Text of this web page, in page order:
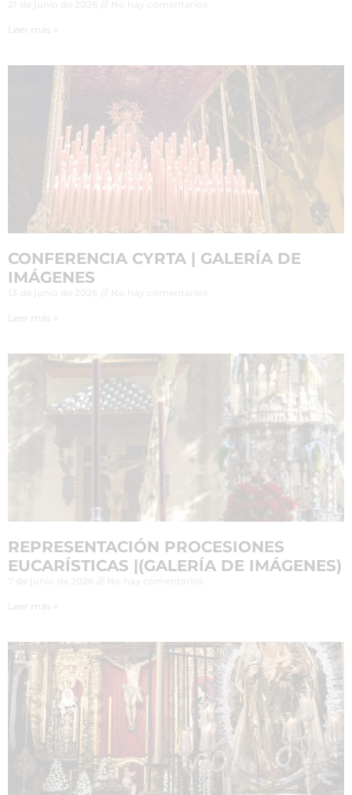
Leer más »
CONFERENCIA CYRTA | GALERÍA DE
IMÁGENES
Leer más »
REPRESENTACIÓN PROCESIONES
EUCARÍSTICAS |(GALERÍA DE IMÁGENES)
Leer más »